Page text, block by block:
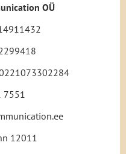
OÜ
7551
12011